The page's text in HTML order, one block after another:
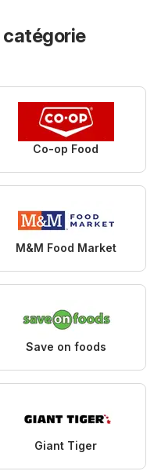
catégorie
Co-op Food
M&M Food Market
Save on foods
Giant Tiger